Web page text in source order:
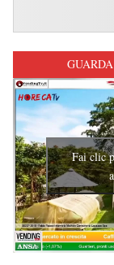
Fai clic